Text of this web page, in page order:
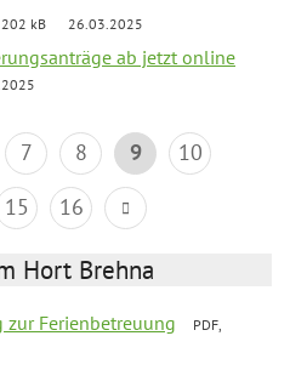
202 kB 26.03.2025
ab jetzt online
7 8 9
10
15 16
Hort Brehna
zur Ferienbetreuung
PDF,